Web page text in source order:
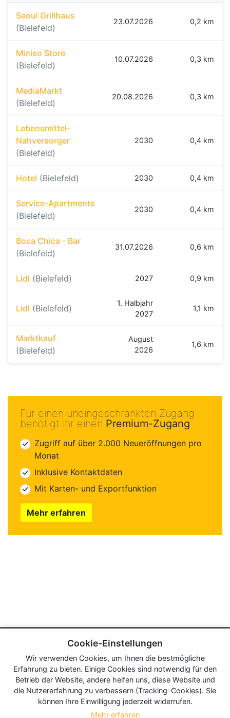
Seoul Grillhaus
(Bielefeld)
23.07.2026 0,2 km
Miniso Store
(Bielefeld)
10.07.2026 0,3 km
MediaMarkt
(Bielefeld)
20.08.2026 0,3 km
Lebensmittel-
Nahversorger
(Bielefeld)
2030 0,4 km
Hotel (Bielefeld) 2030 0,4 km
Service-Apartments
(Bielefeld)
2030 0,4 km
Boca Chica - Bar
(Bielefeld)
31.07.2026 0,6 km
Lidl (Bielefeld) 2027 0,9 km
Lidl (Bielefeld)
1. Halbjahr
2027
1,1 km
Marktkauf
(Bielefeld)
August
2026
1,6 km
Für einen uneingeschränkten Zugang
benötigt ihr einen Premium-Zugang
Zugriff auf über 2.000 Neueröffnungen pro
Monat
Inklusive Kontaktdaten
Mit Karten- und Exportfunktion
Mehr erfahren
Cookie-Einstellungen
Wir verwenden Cookies, um Ihnen die bestmögliche
Erfahrung zu bieten. Einige Cookies sind notwendig für den
Betrieb der Website, andere helfen uns, diese Website und
die Nutzererfahrung zu verbessern (Tracking-Cookies). Sie
können Ihre Einwilligung jederzeit widerrufen.
Mehr erfahren